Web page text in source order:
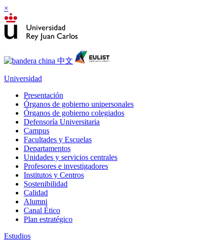
×
Universidad
Presentación
Órganos de gobierno unipersonales
Órganos de gobierno colegiados
Defensoría Universitaria
Campus
Facultades y Escuelas
Departamentos
Unidades y servicios centrales
Profesores e investigadores
Institutos y Centros
Sostenibilidad
Calidad
Alumni
Canal Ético
Plan estratégico
Estudios